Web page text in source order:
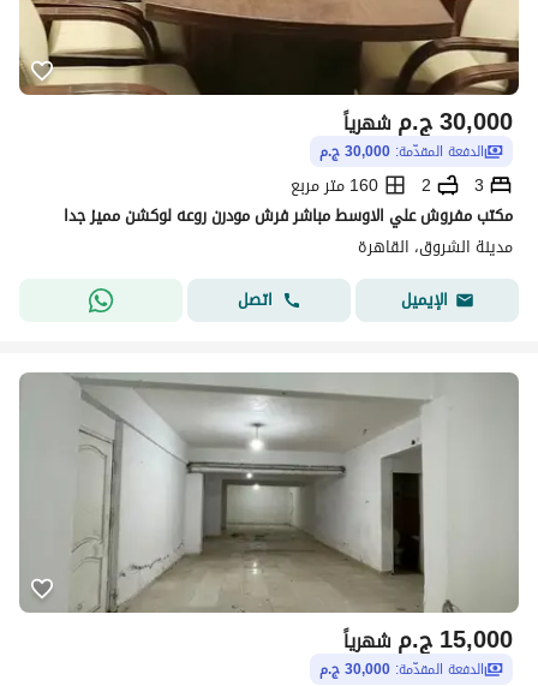
ج.م30,000 شهرياً
الدفعة المقدّمة: 30,000 ج.م
3
2
160 متر مربع
مكتب مفروش علي الاوسط مباشر فرش مودرن روعه لوكشن مميز جدا
مدينة الشروق، القاهرة
الإيميل
اتصل
ج.م15,000 شهرياً
الدفعة المقدّمة: 30,000 ج.م